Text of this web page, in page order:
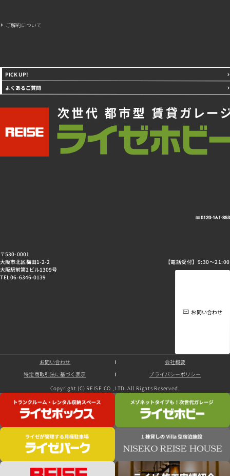
〒530-0001
大阪市北区梅田1-2-2
大阪駅前第2ビル1309号
TEL 06-6346-0139
0120-161-853
【電話受付】9:30～21:00
お問い合わせ
ご解約について
PICK UP!
よくあるご質問
お問い合わせ 会社概要
特定商取引法に基づく表示 プライバシーポリシー
Copyright (C) REISE CO., LTD. All Rights Reserved.